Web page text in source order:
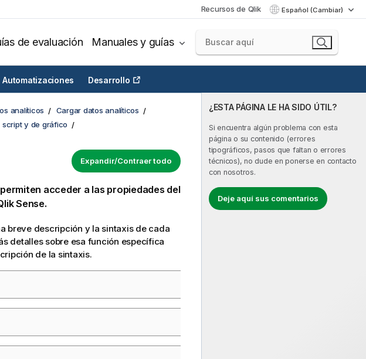
Recursos de Qlik Español (Cambiar)
de evaluación Manuales y guías
Automatizaciones Desarrollo
¿ESTA PÁGINA LE HA SIDO ÚTIL?
Si encuentra algún problema con esta
página o su contenido (errores
tipográficos, pasos que faltan o errores
técnicos), no dude en ponerse en contacto
con nosotros.
Deje aquí sus comentarios
analíticos
Cargar datos analíticos
script y de gráfico
Expandir/Contraer todo
acceder a las propiedades del
Sense.
breve descripción y la sintaxis de cada
detalles sobre esa función específica
de la sintaxis.